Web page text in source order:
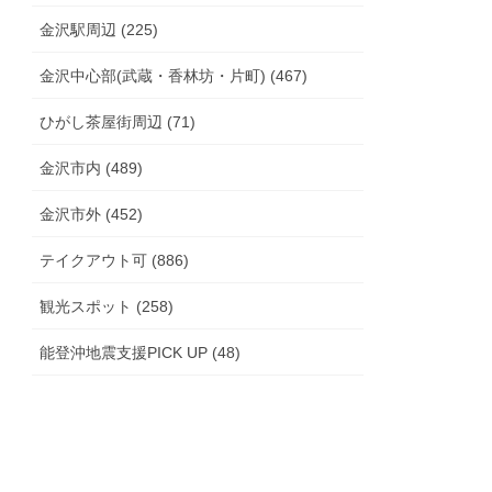
金沢駅周辺 (225)
金沢中心部(武蔵・香林坊・片町) (467)
ひがし茶屋街周辺 (71)
金沢市内 (489)
金沢市外 (452)
テイクアウト可 (886)
観光スポット (258)
能登沖地震支援PICK UP (48)